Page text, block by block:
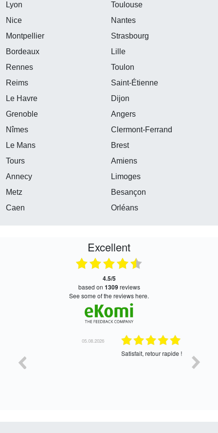
Lyon
Toulouse
Nice
Nantes
Montpellier
Strasbourg
Bordeaux
Lille
Rennes
Toulon
Reims
Saint-Étienne
Le Havre
Dijon
Grenoble
Angers
Nîmes
Clermont-Ferrand
Le Mans
Brest
Tours
Amiens
Annecy
Limoges
Metz
Besançon
Caen
Orléans
Excellent
4.5/5
based on 1309reviews
see some of the reviews here.
05.08.2026